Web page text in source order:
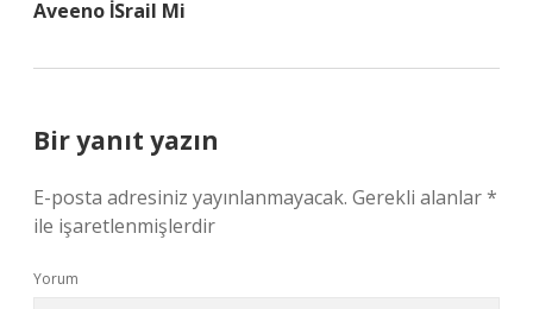
Aveeno İSrail Mi
Bir yanıt yazın
E-posta adresiniz yayınlanmayacak. Gerekli alanlar*
ile işaretlenmişlerdir
Yorum